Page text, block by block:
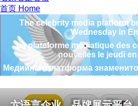
首页 Home
名人媒体平台星期二使用
The celebrity media platform
Wednesday in
La plateforme médiatique des
nouvelles le jeudi
Медийная платформа
в пятницу на
noticias el sábado en
中文 EN FR